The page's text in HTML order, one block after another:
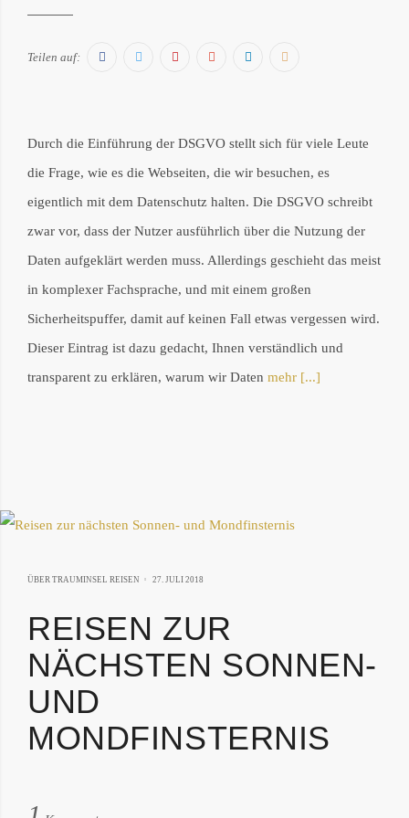
Teilen auf: FacebookTwitterPinterestGoogle+LinkedInE-
Durch die Einführung der DSGVO stellt sich für viele Leute
die Frage, wie es die Webseiten, die wir besuchen, es
eigentlich mit dem Datenschutz halten. Die DSGVO schreibt
zwar vor, dass der Nutzer ausführlich über die Nutzung der
Daten aufgeklärt werden muss. Allerdings geschieht das meist
in komplexer Fachsprache, und mit einem großen
Sicherheitspuffer, damit auf keinen Fall etwas vergessen wird.
Dieser Eintrag ist dazu gedacht, Ihnen verständlich und
transparent zu erklären, warum wir Daten mehr [...]
ÜBER TRAUMINSEL REISEN 27. JULI 2018
2019
REISEN ZUR
NÄCHSTEN SONNEN-
UND
MONDFINSTERNIS
von: